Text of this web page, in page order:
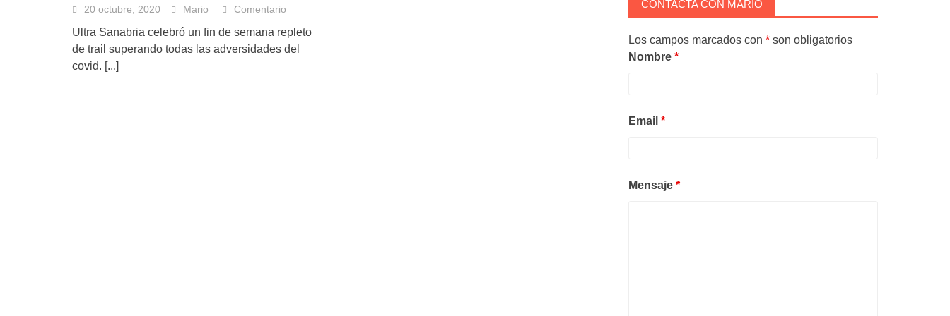
20 octubre, 2020 Mario Comentario
Ultra Sanabria celebró un fin de semana repleto
de trail superando todas las adversidades del
covid. [...]
CONTACTA CON MARIO
Los campos marcados con *son obligatorios
Nombre *
Email *
Mensaje *